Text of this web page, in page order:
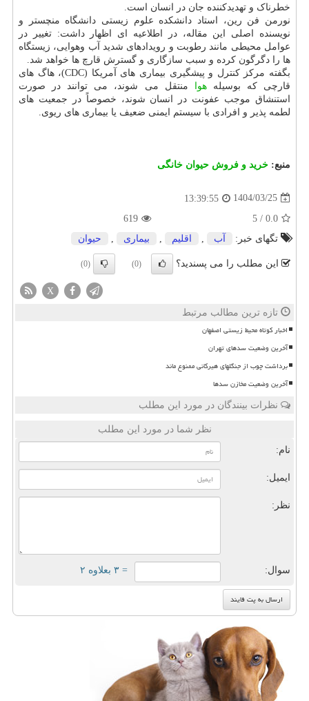
خطرناک و تهدیدکننده جان در انسان است.
نورمن فن رین، استاد دانشکده علوم زیستی دانشگاه منچستر و
نویسنده اصلی این مقاله، در اطلاعیه ای اظهار داشت: تغییر در
عوامل محیطی مانند رطوبت و رویدادهای شدید آب وهوایی، زیستگاه
ها را دگرگون کرده و سبب سازگاری و گسترش قارچ ها خواهد شد.
بگفته مرکز کنترل و پیشگیری بیماری های آمریکا (CDC)، هاگ های
قارچی که بوسیلههوا منتقل می شوند، می توانند در صورت
استنشاق موجب عفونت در انسان شوند، خصوصاً در جمعیت های
لطمه پذیر و افرادی با سیستم ایمنی ضعیف یا بیماری های ریوی.
منبع: خرید و فروش حیوان خانگی
1404/03/25
13:39:55
0.0
/
5
619
تگهای خبر:
آب اقلیم بیماری حیوان
این مطلب را می پسندید؟ (0)
(0)
X
تازه ترین مطالب مرتبط
اخبار کوتاه محیط زیستی اصفهان
آخرین وضعیت سدهای تهران
برداشت چوب از جنگلهای هیرکانی ممنوع ماند
آخرین وضعیت مخازن سدها
نظرات بینندگان در مورد این مطلب
نظر شما در مورد این مطلب
نام:
ایمیل:
نظر:
سوال: = ۳ بعلاوه ۲